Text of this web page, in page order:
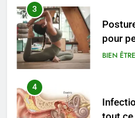
3
pour
BIEN ÊTRE
4